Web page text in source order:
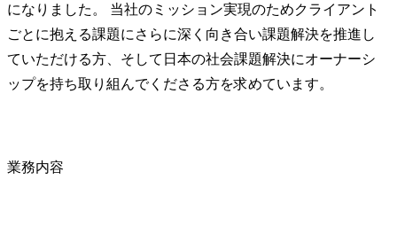
になりました。 当社のミッション実現のためクライアント
ごとに抱える課題にさらに深く向き合い課題解決を推進し
ていただける方、そして日本の社会課題解決にオーナーシ
ップを持ち取り組んでくださる方を求めています。
業務内容